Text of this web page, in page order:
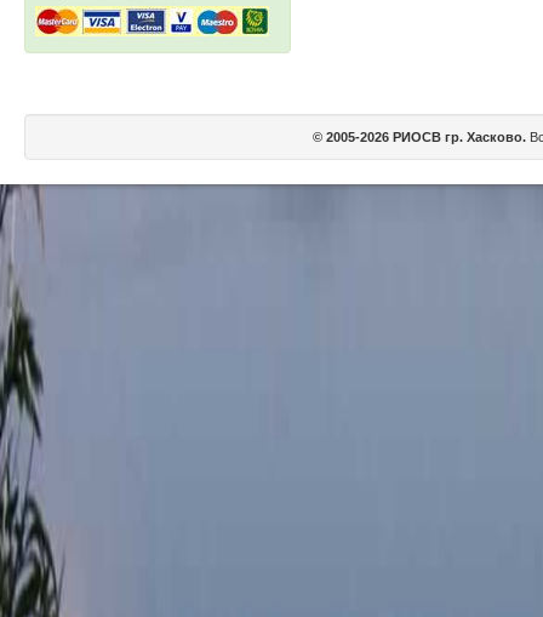
© 2005-2026 РИОСВ гр. Хасково.